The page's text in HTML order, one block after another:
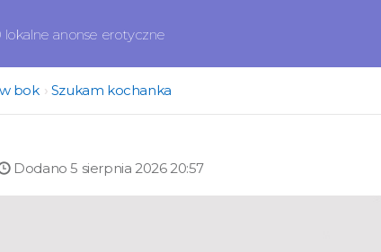
lokalne anonse erotyczne
bok Szukam kochanka
Dodano 5 sierpnia 2026 20:57